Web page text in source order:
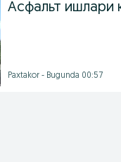
Асфальт ишлари
Paxtakor - Bugunda 00:57